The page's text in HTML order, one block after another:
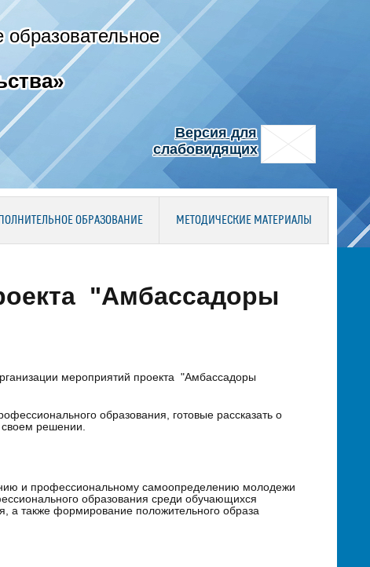
образовательное
Версия для
слабовидящих
ОБРАЗОВАНИЕ МЕТОДИЧЕСКИЕ МАТЕРИАЛЫ
"Амбассадоры
мероприятий проекта "Амбассадоры
образования, готовые рассказать о
решении.
и профессиональному самоопределению молодежи
образования среди обучающихся
а также формирование положительного образа